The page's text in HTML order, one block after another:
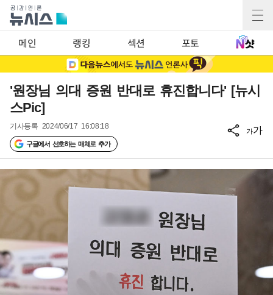
메인 랭킹 섹션 포토
'원장님 의대 증원 반대로 휴진합니다' [뉴시
스Pic]
기사등록 2024/06/17 16:08:18
구글에서 선호하는 매체로 추가
가가